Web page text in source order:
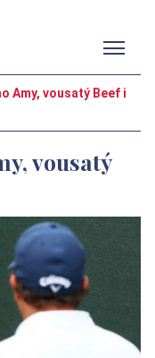
Amy, vousatý Beef i
vousatý